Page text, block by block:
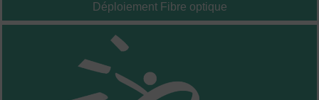
Déploiement Fibre optique